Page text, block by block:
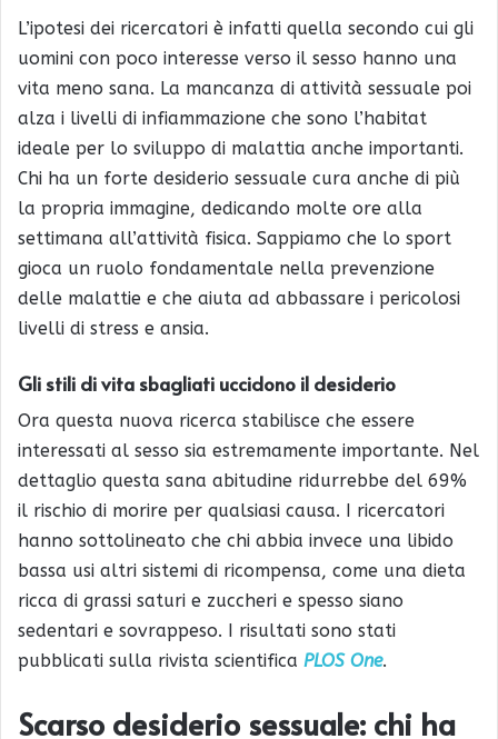
L’ipotesi dei ricercatori è infatti quella secondo cui gli
uomini con poco interesse verso il sesso hanno una
vita meno sana. La mancanza di attività sessuale poi
alza i livelli di infiammazione che sono l’habitat
ideale per lo sviluppo di malattia anche importanti.
Chi ha un forte desiderio sessuale cura anche di più
la propria immagine, dedicando molte ore alla
settimana all’attività fisica. Sappiamo che lo sport
gioca un ruolo fondamentale nella prevenzione
delle malattie e che aiuta ad abbassare i pericolosi
livelli di stress e ansia.
Gli stili di vita sbagliati uccidono il desiderio
Ora questa nuova ricerca stabilisce che essere
interessati al sesso sia estremamente importante. Nel
dettaglio questa sana abitudine ridurrebbe del 69%
il rischio di morire per qualsiasi causa. I ricercatori
hanno sottolineato che chi abbia invece una libido
bassa usi altri sistemi di ricompensa, come una dieta
ricca di grassi saturi e zuccheri e spesso siano
sedentari e sovrappeso. I risultati sono stati
pubblicati sulla rivista scientifica PLOS One.
Scarso desiderio sessuale: chi ha